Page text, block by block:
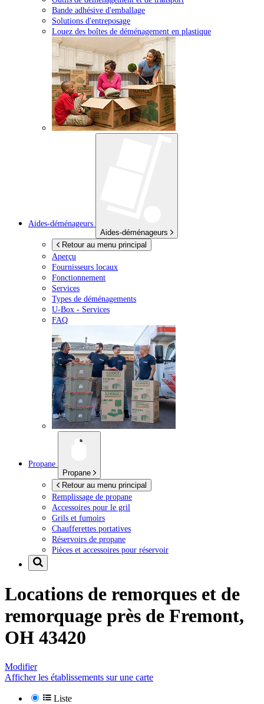
Bande adhésive d'emballage
Solutions d'entreposage
Louez des boîtes de déménagement en plastique
Aides-déménageurs
Aides-déménageurs
Retour au menu principal
Aperçu
Fournisseurs locaux
Fonctionnement
Services
Types de déménagements
U-Box - Services
FAQ
Propane
Propane
Retour au menu principal
Remplissage de propane
Accessoires pour le gril
Grils et fumoirs
Chaufferettes portatives
Réservoirs de propane
Pièces et accessoires pour réservoir
Locations de remorques et de
remorquage près de Fremont,
OH 43420
Modifier
Afficher les établissements sur une carte
Liste